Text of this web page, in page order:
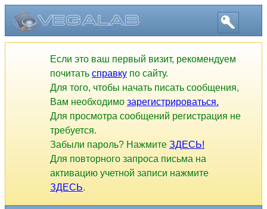
Если это ваш первый визит, рекомендуем
почитать справку по сайту.
Для того, чтобы начать писать сообщения,
Вам необходимо зарегистрироваться.
Для просмотра сообщений регистрация не
требуется.
Забыли пароль? Нажмите ЗДЕСЬ!
Для повторного запроса письма на
активацию учетной записи нажмите
ЗДЕСЬ.